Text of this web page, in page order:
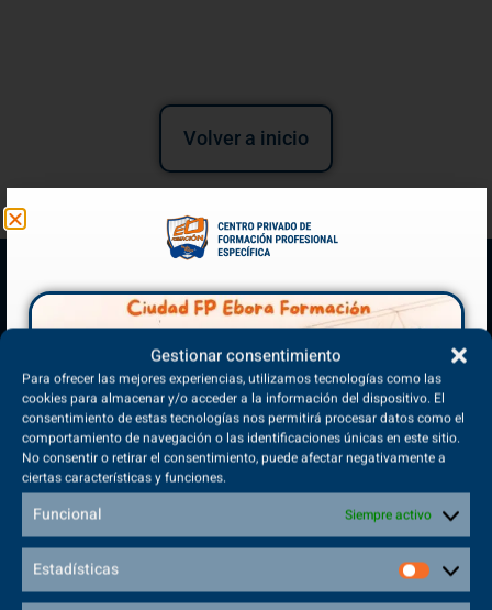
Gestionar consentimiento
Para ofrecer las mejores experiencias, utilizamos tecnologías como las
cookies para almacenar y/o acceder a la información del dispositivo. El
consentimiento de estas tecnologías nos permitirá procesar datos como el
comportamiento de navegación o las identificaciones únicas en este sitio.
No consentir o retirar el consentimiento, puede afectar negativamente a
ciertas características y funciones.
Funcional Siempre activo
Estadísticas
Volver a inicio
(+34) 925 68 38 67
Teléfono de Contacto